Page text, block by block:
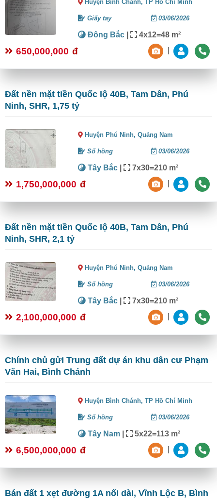
Huyện Bình Chánh, TP Hồ Chí Minh
Giấy tay 03/06/2026
Đông Bắc | 4x12=48 m²
650,000,000 đ
Đất nền mặt tiền Quốc lộ 40B, Tam Dân, Phú
Ninh, SHR, 1,75 tỷ
Huyện Phú Ninh,Quảng Nam
Sổ hồng 03/06/2026
Tây Bắc | 7x30=210 m²
1,750,000,000 đ
Đất nền mặt tiền Quốc lộ 40B, Tam Dân, Phú
Ninh, SHR, 2,1 tỷ
Huyện Phú Ninh,Quảng Nam
Sổ hồng 03/06/2026
Tây Bắc | 7x30=210 m²
2,100,000,000 đ
Chính chủ gửi Trung đất dự án khu dân cư Phạm
Văn Hai, Bình Chánh
Huyện Bình Chánh,TP Hồ Chí Minh
Sổ hồng 03/06/2026
Tây Nam | 5x22=113 m²
6,500,000,000 đ
Bán đất 1 xẹt đường 1A nối dài, Vĩnh Lộc B, Bình